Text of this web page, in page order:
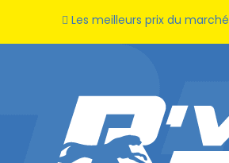
Les meilleurs prix du marché